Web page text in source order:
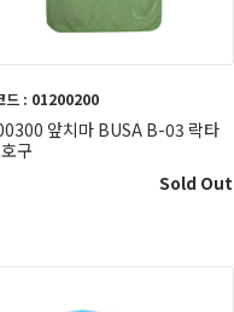
드 : 01200200
앞치마 BUSA B-03 락타
구
Sold Out